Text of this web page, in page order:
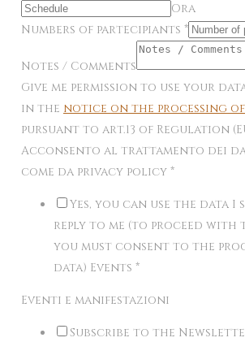
Ora
Numbers of partecipiants *
Notes / Comments
Give me permission to use your
in the notice on the processing
pursuant to art.13 of Regulation
Acconsento al trattamento dei
come da privacy policy *
Yes, you can use the data I
reply to me (to proceed with
you must consent to the
data) Events *
Eventi e manifestazioni
Subscribe to the